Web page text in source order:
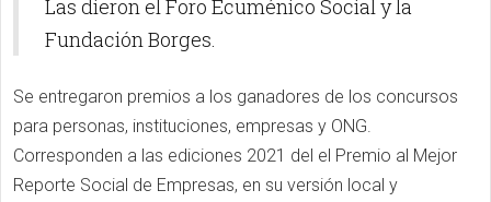
Las dieron el Foro Ecuménico Social y la
Fundación Borges.
Se entregaron premios a los ganadores de los concursos
para personas, instituciones, empresas y ONG.
Corresponden a las ediciones 2021 del el Premio al Mejor
Reporte Social de Empresas, en su versión local y